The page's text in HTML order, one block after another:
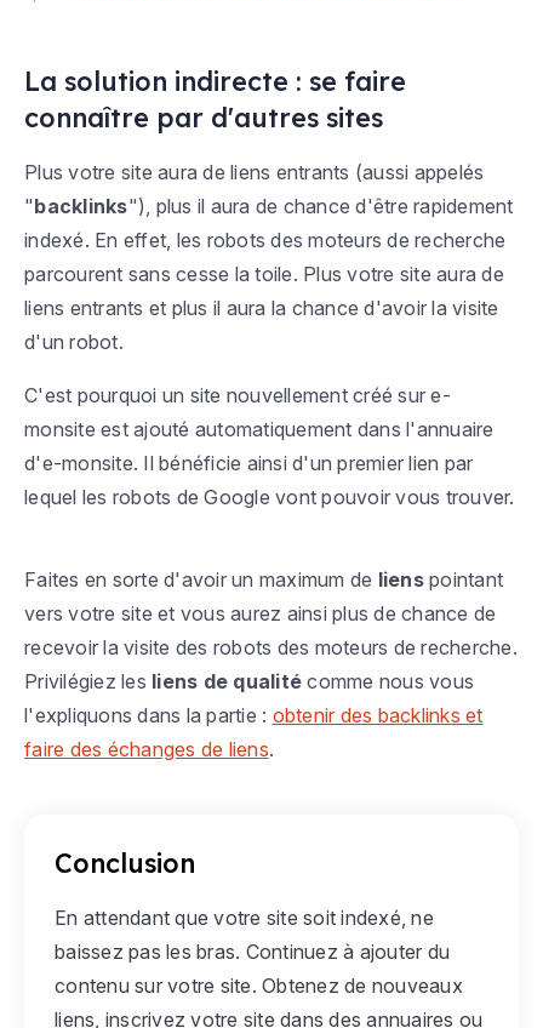
La solution indirecte : se faire
connaître par d'autres sites
Plus votre site aura de liens entrants (aussi appelés
"backlinks"), plus il aura de chance d'être rapidement
indexé. En effet, les robots des moteurs de recherche
parcourent sans cesse la toile. Plus votre site aura de
liens entrants et plus il aura la chance d'avoir la visite
d'un robot.
C'est pourquoi un site nouvellement créé sur e-
monsite est ajouté automatiquement dans l'annuaire
d'e-monsite. Il bénéficie ainsi d'un premier lien par
lequel les robots de Google vont pouvoir vous trouver.
Faites en sorte d'avoir un maximum de lienspointant
vers votre site et vous aurez ainsi plus de chance de
recevoir la visite des robots des moteurs de recherche.
Privilégiez les liens de qualité comme nous vous
l'expliquons dans la partie : obtenir des backlinks et
faire des échanges de liens.
Conclusion
En attendant que votre site soit indexé, ne
baissez pas les bras. Continuez à ajouter du
contenu sur votre site. Obtenez de nouveaux
liens, inscrivez votre site dans des annuaires ou